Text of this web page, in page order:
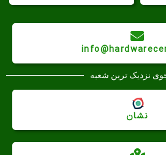
نزدیک ترین شعبه
نشان